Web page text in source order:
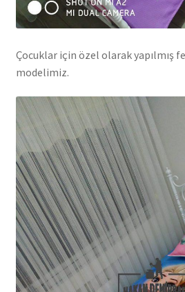
Çocuklar için özel olarak yapılmış
modelimiz.